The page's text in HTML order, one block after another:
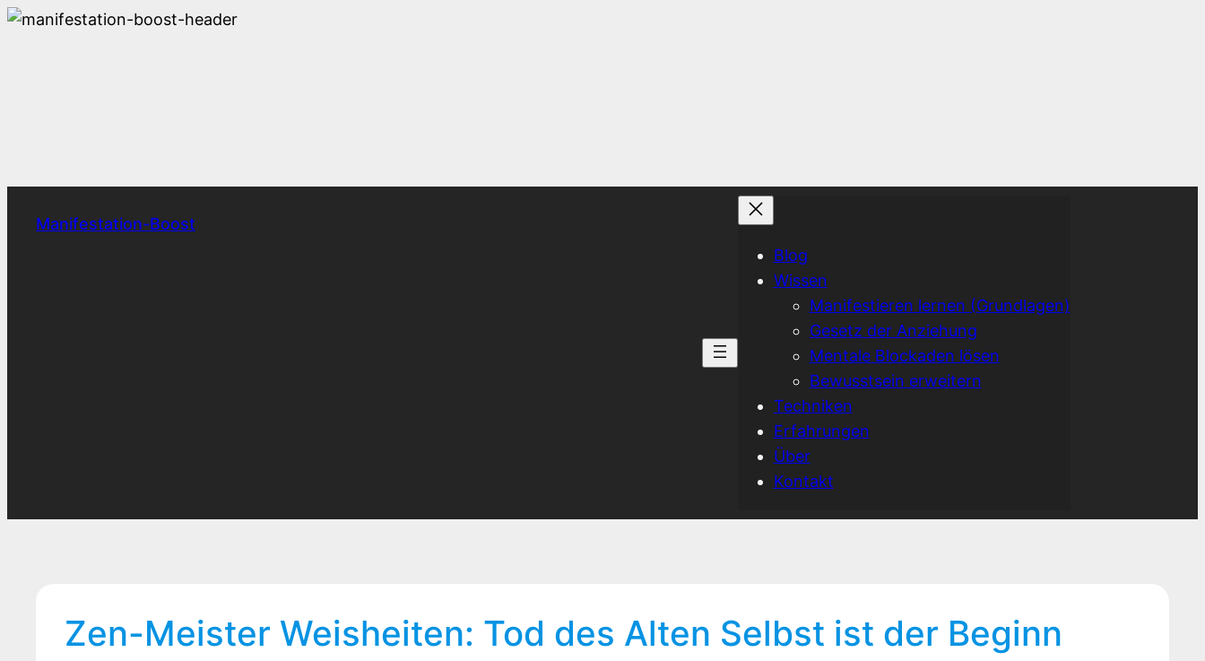
Zum
Manifestation-Boost
Blog
Wissen
Manifestieren lernen (Grundlagen)
Gesetz der Anziehung
Mentale Blockaden lösen
Bewusstsein erweitern
Techniken
Erfahrungen
Über
Kontakt
Zen-Meister Weisheiten: Tod des Alten Selbst ist der Beginn